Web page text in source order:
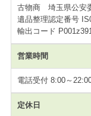
古物商 埼玉県公安
遺品整理認定番号
輸出コード
営業時間
電話受付 8:00～
定休日